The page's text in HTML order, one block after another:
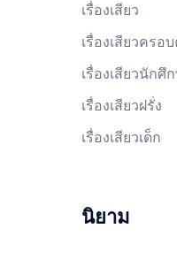
เรื่องเสียว
เรื่องเสียวครอ
เรื่องเสียวนักศึ
เรื่องเสียวฝรั่ง
เรื่องเสียวเด็ก
นิยาม